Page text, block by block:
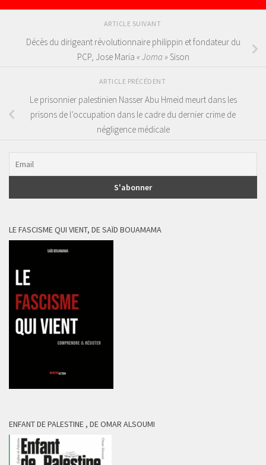
ARTICLE SUIVANT
Décès du dirigeant révolutionnaire philippin et fondateur du
PCP, Jose Maria « Joma » Sison
ARTICLE PRÉCÉDENT
Le prisonnier palestinien Nasser Abu Hmeid meurt dans les
prisons de l’occupation dans le cadre du dernier crime de
négligence médicale
LE FASCISME QUI VIENT, DE SAÏD BOUAMAMA
ENFANT DE PALESTINE , DE OMAR ALSOUMI